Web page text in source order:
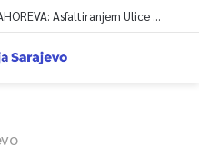
KRAJ MUKA ZA STANOVNIKE NAHOREVA: Asfaltiranjem Ulice Vranica brijeg spajaju se gornji i središnji dio naselja